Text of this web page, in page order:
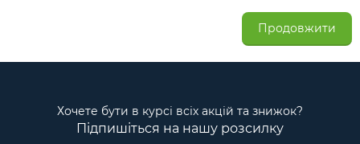
Продовжити
Хочете бути в курсі всіх акцій та знижок?
Підпишіться на нашу розсилку